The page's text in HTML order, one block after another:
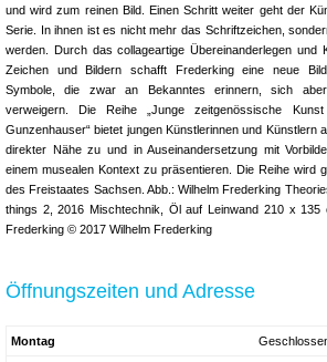
und wird zum reinen Bild. Einen Schritt weiter geht der
Serie. In ihnen ist es nicht mehr das Schriftzeichen,
werden. Durch das collageartige Übereinanderlegen und
Zeichen und Bildern schafft Frederking eine neue
Symbole, die zwar an Bekanntes erinnern, sich
verweigern. Die Reihe „Junge zeitgenössische
Gunzenhauser“ bietet jungen Künstlerinnen und Künstlern
direkter Nähe zu und in Auseinandersetzung mit
einem musealen Kontext zu präsentieren. Die Reihe wird
des Freistaates Sachsen. Abb.: Wilhelm Frederking
things 2, 2016 Mischtechnik, Öl auf Leinwand 210 x 135
Frederking © 2017 Wilhelm Frederking
Öffnungszeiten und Adresse
Montag